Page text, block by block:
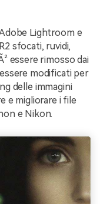
Lightroom e
sfocati, ruvidi,
essere rimosso dai
modificati per
delle immagini
e migliorare i file
e Nikon.